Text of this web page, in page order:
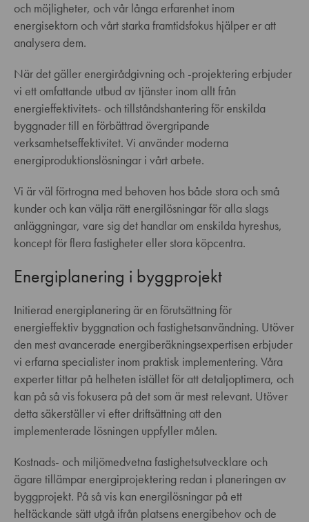
och möjligheter, och vår långa erfarenhet inom
energisektorn och vårt starka framtidsfokus hjälper er att
analysera dem.
När det gäller energirådgivning och -projektering erbjuder
vi ett omfattande utbud av tjänster inom allt från
energieffektivitets- och tillståndshantering för enskilda
byggnader till en förbättrad övergripande
verksamhetseffektivitet. Vi använder moderna
energiproduktionslösningar i vårt arbete.
Vi är väl förtrogna med behoven hos både stora och små
kunder och kan välja rätt energilösningar för alla slags
anläggningar, vare sig det handlar om enskilda hyreshus,
koncept för flera fastigheter eller stora köpcentra.
Energiplanering i byggprojekt
Initierad energiplanering är en förutsättning för
energieffektiv byggnation och fastighetsanvändning. Utöver
den mest avancerade energiberäkningsexpertisen erbjuder
vi erfarna specialister inom praktisk implementering. Våra
experter tittar på helheten istället för att detaljoptimera, och
kan på så vis fokusera på det som är mest relevant. Utöver
detta säkerställer vi efter driftsättning att den
implementerade lösningen uppfyller målen.
Kostnads- och miljömedvetna fastighetsutvecklare och
ägare tillämpar energiprojektering redan i planeringen av
byggprojekt. På så vis kan energilösningar på ett
heltäckande sätt utgå ifrån platsens energibehov och de